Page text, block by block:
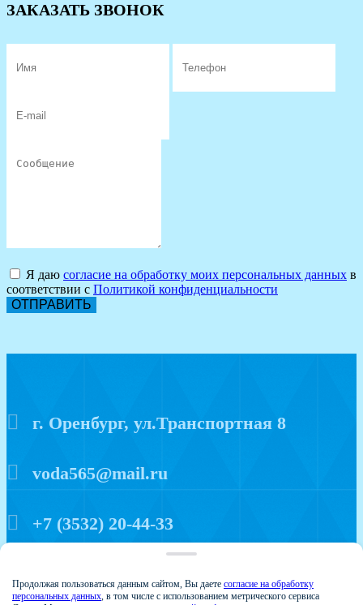
ЗАКАЗАТЬ ЗВОНОК
Я даю согласие на обработку моих персональных данных в
соответствии с Политикой конфиденциальности
ОТПРАВИТЬ
г. Оренбург, ул.Транспортная 8
voda565@mail.ru
+7 (3532) 20-44-33
Продолжая пользоваться данным сайтом, Вы даете согласие на обработку
персональных данных, в том числе с использованием метрического сервиса